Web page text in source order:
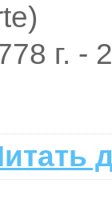
г. -